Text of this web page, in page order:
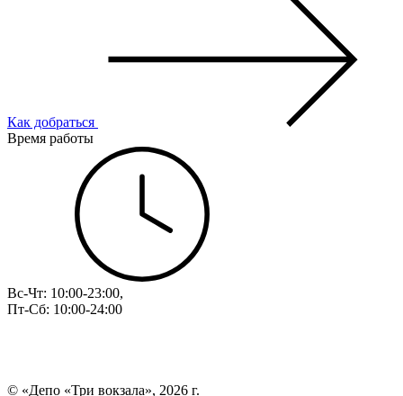
Как добраться
Время работы
Вс-Чт: 10:00-23:00,
Пт-Сб: 10:00-24:00
© «Депо «Три вокзала», 2026 г.